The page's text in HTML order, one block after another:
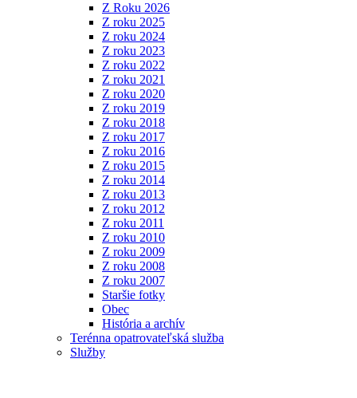
Z Roku 2026
Z roku 2025
Z roku 2024
Z roku 2023
Z roku 2022
Z roku 2021
Z roku 2020
Z roku 2019
Z roku 2018
Z roku 2017
Z roku 2016
Z roku 2015
Z roku 2014
Z roku 2013
Z roku 2012
Z roku 2011
Z roku 2010
Z roku 2009
Z roku 2008
Z roku 2007
Staršie fotky
Obec
História a archív
Terénna opatrovateľská služba
Služby